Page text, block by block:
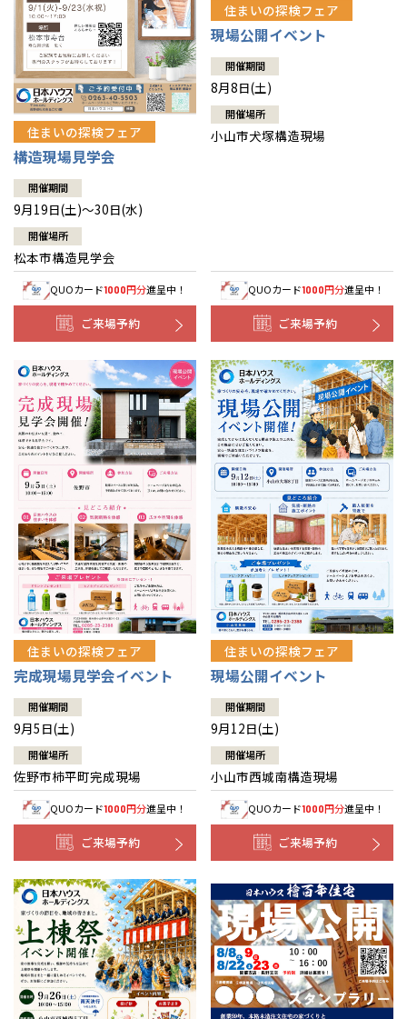
住まいの探検フェア
構造現場見学会
開催期間
9月19日(土)～30日(水)
開催場所
松本市構造見学会
QUOカード1000円分進呈中！
ご来場予約
住まいの探検フェア
現場公開イベント
開催期間
8月8日(土)
開催場所
小山市犬塚構造現場
QUOカード1000円分進呈中！
ご来場予約
住まいの探検フェア
完成現場見学会イベント
開催期間
9月5日(土)
開催場所
佐野市柿平町完成現場
QUOカード1000円分進呈中！
ご来場予約
住まいの探検フェア
現場公開イベント
開催期間
9月12日(土)
開催場所
小山市西城南構造現場
QUOカード1000円分進呈中！
ご来場予約